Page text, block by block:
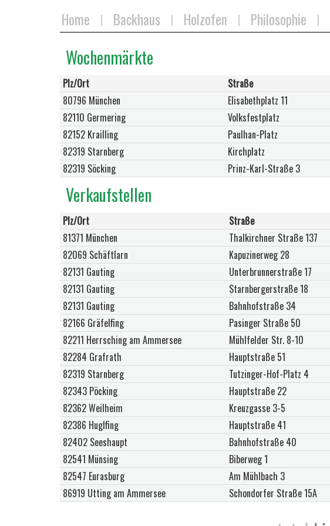
Home Backhaus Holzofen Philosophie
Wochenmärkte
Plz/Ort Straße
80796 München
Elisabethplatz 11
82110 Germering
Volksfestplatz
82152 Krailling
Paulhan-Platz
82319 Starnberg
Kirchplatz
82319 Söcking
Prinz-Karl-Straße 3
Verkaufstellen
Plz/Ort Straße
81371 München
Thalkirchner Straße 137
82069 Schäftlarn
Kapuzinerweg 28
82131 Gauting
Unterbrunnerstraße 17
82131 Gauting
Starnbergerstraße 18
82131 Gauting
Bahnhofstraße 34
82166 Gräfelfing
Pasinger Straße 50
82211 Herrsching am Ammersee
Mühlfelder Str. 8-10
82284 Grafrath
Hauptstraße 51
82319 Starnberg
Tutzinger-Hof-Platz 4
82343 Pöcking
Hauptstraße 22
82362 Weilheim
Kreuzgasse 3-5
82386 Huglfing
Hauptstraße 41
82402 Seeshaupt
Bahnhofstraße 40
82541 Münsing
Biberweg 1
82547 Eurasburg
Am Mühlbach 3
86919 Utting am Ammersee
Schondorfer Straße 15A